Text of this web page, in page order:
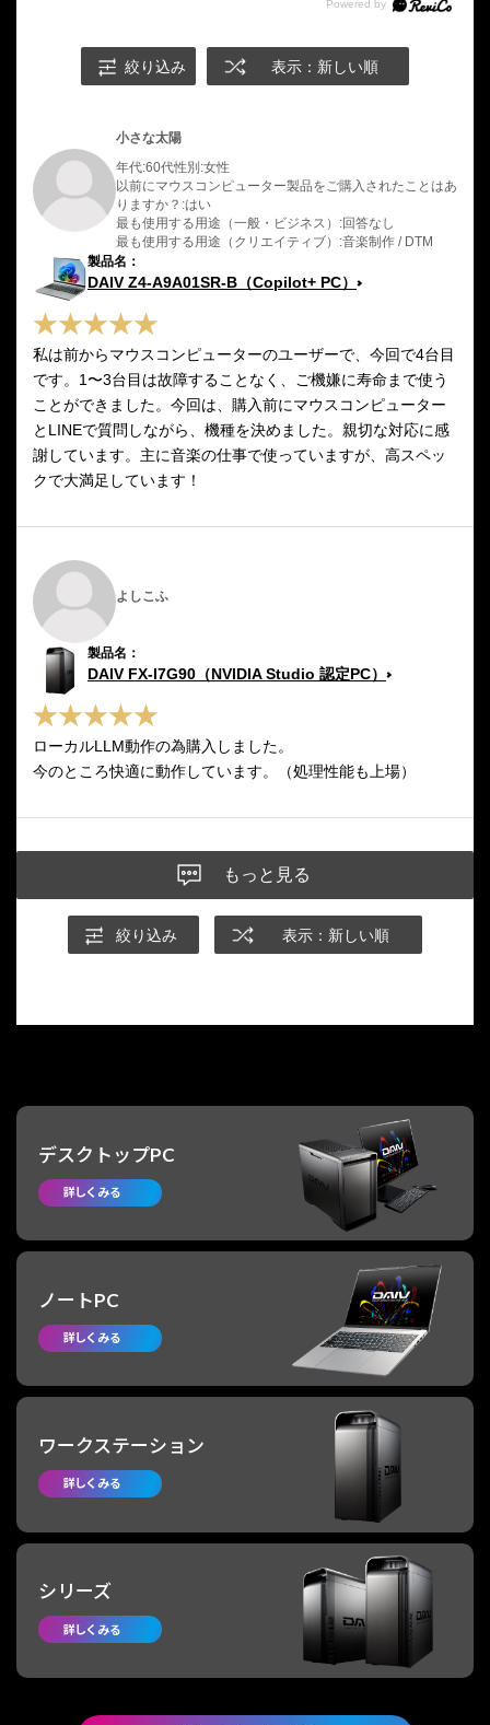
絞り込み 表示：新しい順
小さな太陽
年代:60代性別:女性
以前にマウスコンピューター製品をご購入されたことはあ
りますか？:はい
最も使用する用途（一般・ビジネス）:回答なし
最も使用する用途（クリエイティブ）:音楽制作 / DTM
DAIV Z4-A9A01SR-B（Copilot+ PC）
私は前からマウスコンピューターのユーザーで、今回で4台目
です。1〜3台目は故障することなく、ご機嫌に寿命まで使う
ことができました。今回は、購入前にマウスコンピューター
とLINEで質問しながら、機種を決めました。親切な対応に感
謝しています。主に音楽の仕事で使っていますが、高スペッ
クで大満足しています！
よしこふ
DAIV FX-I7G90（NVIDIA Studio 認定PC）
ローカルLLM動作の為購入しました。
今のところ快適に動作しています。（処理性能も上場）
もっと見る
絞り込み 表示：新しい順
デスクトップPC
詳しくみる
ノートPC
詳しくみる
ワークステーション
詳しくみる
シリーズ
詳しくみる